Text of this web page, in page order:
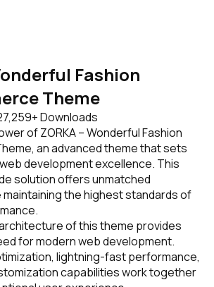
Fashion
Theme
Downloads
of ZORKA – Wonderful Fashion
an advanced theme that sets
development excellence. This
solution offers unmatched
the highest standards of
of this theme provides
for modern web development.
lightning-fast performance,
capabilities work together